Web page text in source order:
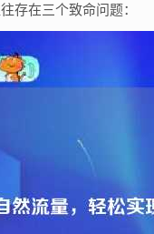
存在三个致命问题：